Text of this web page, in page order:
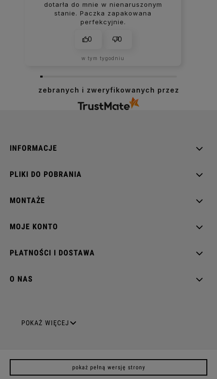
dotarła do mnie w nienaruszonym
stanie. Paczka zapakowana
perfekcyjnie.
0 0
w tym tygodniu
zebranych i zweryfikowanych przez
INFORMACJE
PLIKI DO POBRANIA
MONTAŻE
MOJE KONTO
PŁATNOŚCI I DOSTAWA
O NAS
GNIAZDA ELEKTRYCZNE
Gniazda podwójne z uziemieniem
POKAŻ WIĘCEJ
pokaż pełną wersję strony